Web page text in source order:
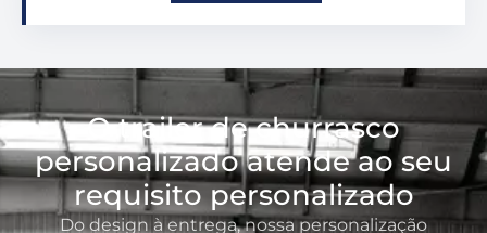
O trailer de churrasco
personalizado atende ao seu
requisito personalizado
Do design à entrega, nossa personalização